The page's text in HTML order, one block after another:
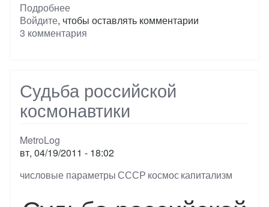
Подробнее
Лунные
экспедиции
формальной
науки
Войдите, чтобы оставлять комментарии
3 комментария
Судьба российской
космонавтики
MetroLog
вт, 04/19/2011 - 18:02
Тэги
числовые параметрыСССР космоскапитализм